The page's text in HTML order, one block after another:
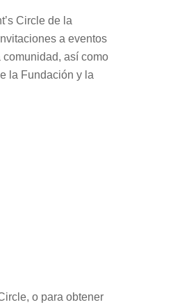
Circle de la
a eventos
así como
la Fundación y la
o para obtener